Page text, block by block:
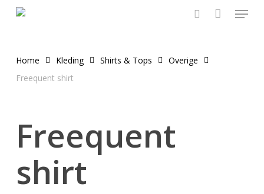
Menu
Home Kleding Shirts & Tops
Overige
Freequent shirt
Freequent
shirt